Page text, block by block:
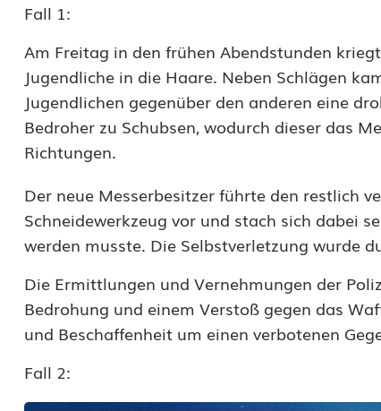
t
M
e
s
s
e
r
n
g
e
d
r
Fall 1:
Am Freitag in den frühen Abendstunden
Jugendliche in die Haare. Neben Schlägen
Jugendlichen gegenüber den anderen eine
Bedroher zu Schubsen, wodurch dieser das
Richtungen.
Der neue Messerbesitzer führte den restlich
Schneidewerkzeug vor und stach sich dabei
werden musste. Die Selbstverletzung wurde
Die Ermittlungen und Vernehmungen der
Bedrohung und einem Verstoß gegen das
und Beschaffenheit um einen verbotenen
Fall 2: